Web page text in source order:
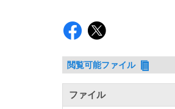
閲覧可能ファイル
ファイル